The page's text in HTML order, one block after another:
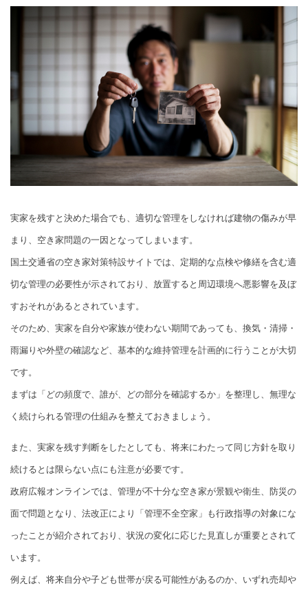
実家を残すと決めた場合でも、適切な管理をしなければ建物の傷みが早
まり、空き家問題の一因となってしまいます。
国土交通省の空き家対策特設サイトでは、定期的な点検や修繕を含む適
切な管理の必要性が示されており、放置すると周辺環境へ悪影響を及ぼ
すおそれがあるとされています。
そのため、実家を自分や家族が使わない期間であっても、換気・清掃・
雨漏りや外壁の確認など、基本的な維持管理を計画的に行うことが大切
です。
まずは「どの頻度で、誰が、どの部分を確認するか」を整理し、無理な
く続けられる管理の仕組みを整えておきましょう。
また、実家を残す判断をしたとしても、将来にわたって同じ方針を取り
続けるとは限らない点にも注意が必要です。
政府広報オンラインでは、管理が不十分な空き家が景観や衛生、防災の
面で問題となり、法改正により「管理不全空家」も行政指導の対象にな
ったことが紹介されており、状況の変化に応じた見直しが重要とされて
います。
例えば、将来自分や子ども世帯が戻る可能性があるのか、いずれ売却や